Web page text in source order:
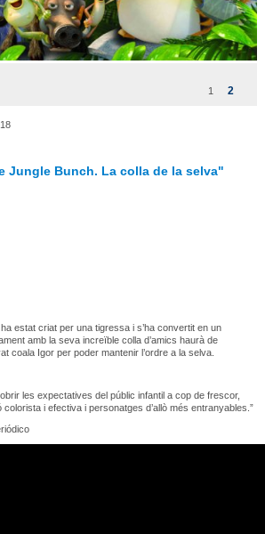
1
2
Jungle Bunch. La colla de la selva"
estat criat per una tigressa i s’ha convertit en un
amb la seva increïble colla d’amics haurà de
coala Igor per poder mantenir l’ordre a la selva.
les expectatives del públic infantil a cop de frescor,
i efectiva i personatges d’allò més entranyables.”